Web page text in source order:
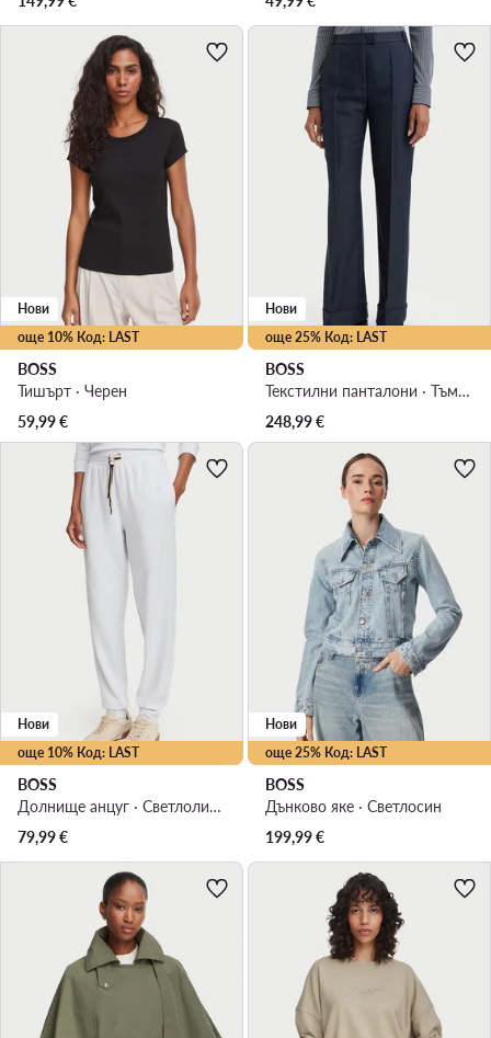
още 10% Код: LAST
Нови
BOSS
Тишърт · Черен
59,99€
още 25% Код: LAST
Нови
BOSS
Текстилни панталони · Тъмносин · Regular Fit
248,99€
още 10% Код: LAST
Нови
BOSS
Долнище анцуг · Светлолилав · Regular Fit
79,99€
още 25% Код: LAST
Нови
BOSS
Дънково яке · Светлосин
199,99€